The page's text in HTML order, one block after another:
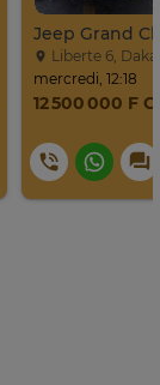
Liberte 6,
mercredi, 12:18
12 500 000 F